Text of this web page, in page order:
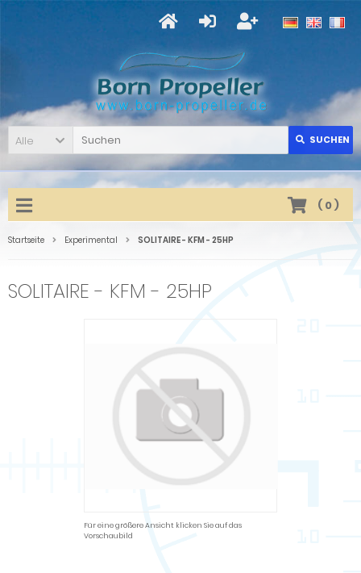
Alle SUCHEN
( 0)
Startseite Experimental SOLITAIRE - KFM - 25HP
SOLITAIRE - KFM - 25HP
Für eine größere Ansicht klicken Sie auf das
Vorschaubild